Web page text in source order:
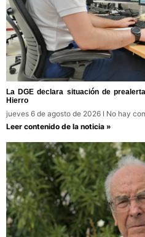
La DGE declara situación de
Hierro
jueves 6 de agosto de 2026
No hay
Leer contenido de la noticia »